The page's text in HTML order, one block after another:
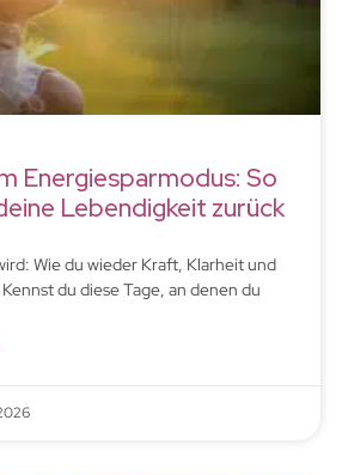
Energiesparmodus: So
Lebendigkeit zurück
Wie du wieder Kraft, Klarheit und
du diese Tage, an denen du